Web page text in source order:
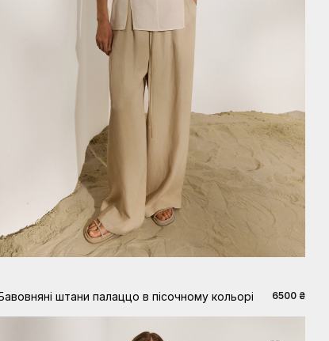
XS SMLXL
штани палаццо в пісочному кольорі 6500 ₴